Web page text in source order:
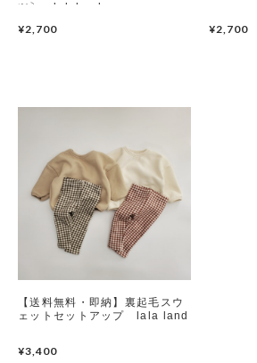
ツ〕 lalaland
¥2,700 ¥2,700
【送料無料・即納】裏起毛スウ
ェットセットアップ lala land
¥3,400